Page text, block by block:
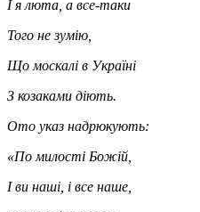
І я люта, а все-таки
Того не зумію,
Що москалі в Україні
З козаками діють.
Ото указ надрюкують:
«По милості Божій,
І ви наші, і все наше,